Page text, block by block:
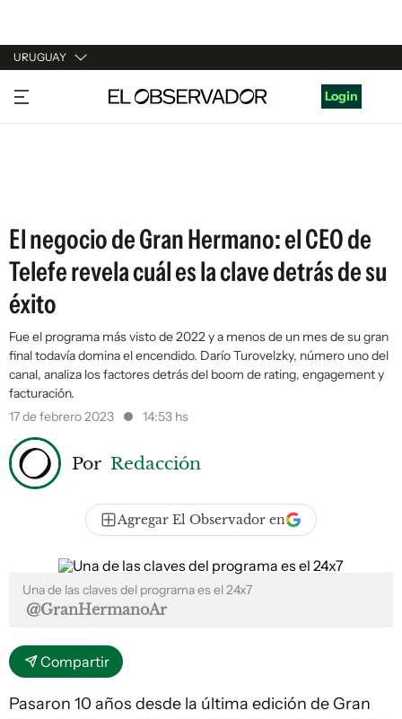
URUGUAY
URUGUAY
ARGENTINA
Login
El negocio de Gran Hermano: el CEO de
Telefe revela cuál es la clave detrás de su
éxito
Fue el programa más visto de 2022 y a menos de un mes de su gran
final todavía domina el encendido. Darío Turovelzky, número uno del
canal, analiza los factores detrás del boom de rating, engagement y
facturación.
17 de febrero 2023
14:53 hs
Por Redacción
Agregar El Observador en
Una de las claves del programa es el 24x7
@GranHermanoAr
Compartir
Pasaron 10 años desde la última edición de Gran